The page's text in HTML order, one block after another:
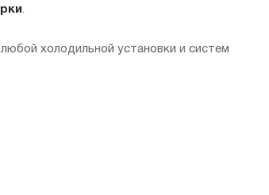
.
холодильной установки и систем